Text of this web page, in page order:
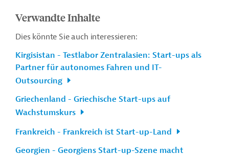
Verwandte Inhalte
Dies könnte Sie auch interessieren:
Kirgisistan - Testlabor Zentralasien: Start-ups als
Partner für autonomes Fahren und IT-
Outsourcing
Griechenland - Griechische Start-ups auf
Wachstumskurs
Frankreich - Frankreich ist Start-up-Land
Georgien - Georgiens Start-up-Szene macht